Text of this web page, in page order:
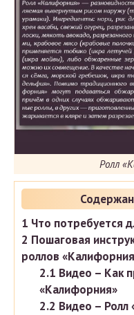
Ролл
1 Что потребуется
2 Пошаговая
роллов
2.1 Видео – Как
«Калифорния»
2.2 Видео – Ролл